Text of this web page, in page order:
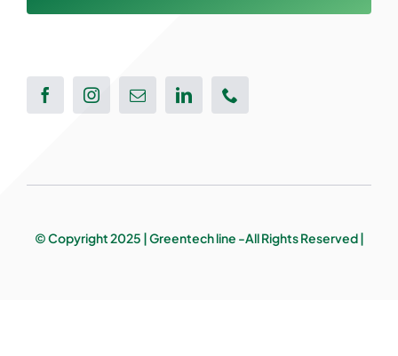
© Copyright 2025 | Greentech line -All Rights Reserved |